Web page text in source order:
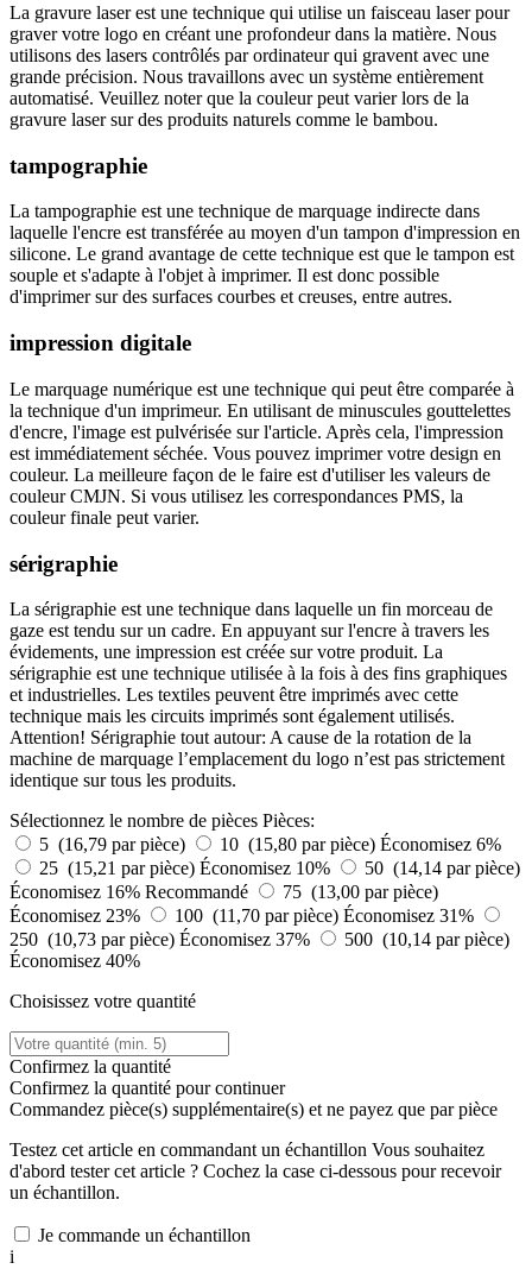
La gravure laser est une technique qui utilise un faisceau laser pour
graver votre logo en créant une profondeur dans la matière. Nous
utilisons des lasers contrôlés par ordinateur qui gravent avec une
grande précision. Nous travaillons avec un système entièrement
automatisé. Veuillez noter que la couleur peut varier lors de la
gravure laser sur des produits naturels comme le bambou.
tampographie
La tampographie est une technique de marquage indirecte dans
laquelle l'encre est transférée au moyen d'un tampon d'impression en
silicone. Le grand avantage de cette technique est que le tampon est
souple et s'adapte à l'objet à imprimer. Il est donc possible
d'imprimer sur des surfaces courbes et creuses, entre autres.
impression digitale
Le marquage numérique est une technique qui peut être comparée à
la technique d'un imprimeur. En utilisant de minuscules gouttelettes
d'encre, l'image est pulvérisée sur l'article. Après cela, l'impression
est immédiatement séchée. Vous pouvez imprimer votre design en
couleur. La meilleure façon de le faire est d'utiliser les valeurs de
couleur CMJN. Si vous utilisez les correspondances PMS, la
couleur finale peut varier.
sérigraphie
La sérigraphie est une technique dans laquelle un fin morceau de
gaze est tendu sur un cadre. En appuyant sur l'encre à travers les
évidements, une impression est créée sur votre produit. La
sérigraphie est une technique utilisée à la fois à des fins graphiques
et industrielles. Les textiles peuvent être imprimés avec cette
technique mais les circuits imprimés sont également utilisés.
Attention! Sérigraphie tout autour: A cause de la rotation de la
machine de marquage l’emplacement du logo n’est pas strictement
identique sur tous les produits.
Sélectionnez le nombre de pièces Pièces:
5 (16,79 par pièce)
10 (15,80 par pièce) Économisez 6%
25 (15,21 par pièce) Économisez 10%
50 (14,14 par pièce)
Économisez 16% Recommandé
75 (13,00 par pièce)
Économisez 23%
100 (11,70 par pièce) Économisez 31%
250 (10,73 par pièce) Économisez 37%
500 (10,14 par pièce)
Économisez 40%
Choisissez votre quantité
Confirmez la quantité
Confirmez la quantité pour continuer
Commandez pièce(s) supplémentaire(s) et ne payez que par pièce
Testez cet article en commandant un échantillon Vous souhaitez
d'abord tester cet article ? Cochez la case ci-dessous pour recevoir
un échantillon.
Je commande un échantillon
i